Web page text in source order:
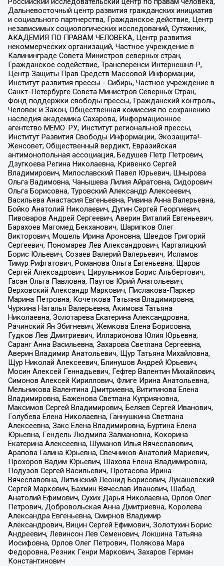
Дальневосточный центр развития гражданских инициатив
и социального партнерства, Гражданское действие, Центр
независимых социологических исследований, Сутяжник,
АКАДЕМИЯ ПО ПРАВАМ ЧЕЛОВЕКА, Центр развития
некоммерческих организаций, Частное учреждение в
Калининграде Совета Министров северных стран,
Гражданское содействие, Трансперенси Интернешнл-Р,
Центр Защиты Прав Средств Массовой Информации,
Институт развития прессы - Сибирь, Частное учреждение в
Санкт-Петербурге Совета Министров Северных Стран,
Фонд поддержки свободы прессы, Гражданский контроль,
Человек и Закон, Общественная комиссия по сохранению
наследия академика Сахарова, Информационное
агентство МЕМО. РУ, Институт региональной прессы,
Институт Развития Свободы Информации, Экозащита!-
Женсовет, Общественный вердикт, Евразийская
антимонопольная ассоциация, Бедушев Петр Петрович,
Дзугкоева Регина Николаевна, Кривенко Сергей
Владимирович, Милославский Павел Юрьевич, Шнырова
Ольга Вадимовна, Чанышева Лилия Айратовна, Сидорович
Ольга Борисовна, Туровский Александр Алексеевич,
Васильева Анастасия Евгеньевна, Ривина Анна Валерьевна,
Бойко Анатолий Николаевич, Дугин Сергей Георгиевич,
Пивоваров Андрей Сергеевич, Аверин Виталий Евгеньевич,
Барахоев Магомед Бекханович, Шарипков Олег
Викторович, Мошель Ирина Ароновна, Шведов Григорий
Сергеевич, Пономарев Лев Александрович, Каргалицкий
Борис Юльевич, Созаев Валерий Валерьевич, Исламов
Тимур Рифгатович, Романова Ольга Евгеньевна, Щаров
Сергей Алексадрович, Цирульников Борис Альбертович,
Гасан Ольга Павловна, Паутов Юрий Анатольевич,
Верховский Александр Маркович, Пислакова-Паркер
Марина Петровна, Кочеткова Татьяна Владимировна,
Чуркина Наталья Валерьевна, Акимова Татьяна
Николаевна, Золотарева Екатерина Александровна,
Рачинский Ян Збигневич, Жемкова Елена Борисовна,
Гудков Лев Дмитриевич, Илларионова Юлия Юрьевна,
Саранг Анна Васильевна, Захарова Светлана Сергеевна,
Аверин Владимир Анатольевич, Щур Татьяна Михайловна,
Щур Николай Алексеевич, Блинушов Андрей Юрьевич,
Мосин Алексей Геннадьевич, Гефтер Валентин Михайлович,
Симонов Алексей Кириллович, Флиге Ирина Анатольевна,
Мельникова Валентина Дмитриевна, Вититинова Елена
Владимировна, Баженова Светлана Куприяновна,
Максимов Сергей Владимирович, Беляев Сергей Иванович,
Голубева Елена Николаевна, Ганнушкина Светлана
Алексеевна, Закс Елена Владимировна, Буртина Елена
Юрьевна, Гендель Людмила Залмановна, Кокорина
Екатерина Алексеевна, Шуманов Илья Вячеславович,
Арапова Галина Юрьевна, Свечников Анатолий Мариевич,
Прохоров Вадим Юрьевич, Шахова Елена Владимировна,
Подузов Сергей Васильевич, Протасова Ирина
Вячеславовна, Литинский Леонид Борисович, Лукашевский
Сергей Маркович, Бахмин Вячеслав Иванович, Шабад
Анатолий Ефимович, Сухих Дарья Николаевна, Орлов Олег
Петрович, Добровольская Анна Дмитриевна, Королева
Александра Евгеньевна, Смирнов Владимир
Александрович, Вицин Сергей Ефимович, Золотухин Борис
Андреевич, Левинсон Лев Семенович, Локшина Татьяна
Иосифовна, Орлов Олег Петрович, Полякова Мара
Федоровна, Резник Генри Маркович, Захаров Герман
Константинович